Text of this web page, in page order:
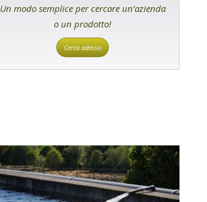
Un modo semplice per cercare un’azienda
o un prodotto!
Cerca adesso